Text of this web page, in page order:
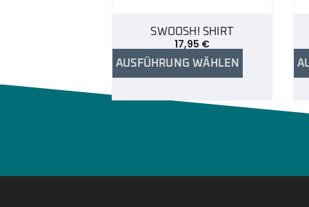
SWOOSH! SHIRT
17,95 €
AUSFÜHRUNG WÄHLEN